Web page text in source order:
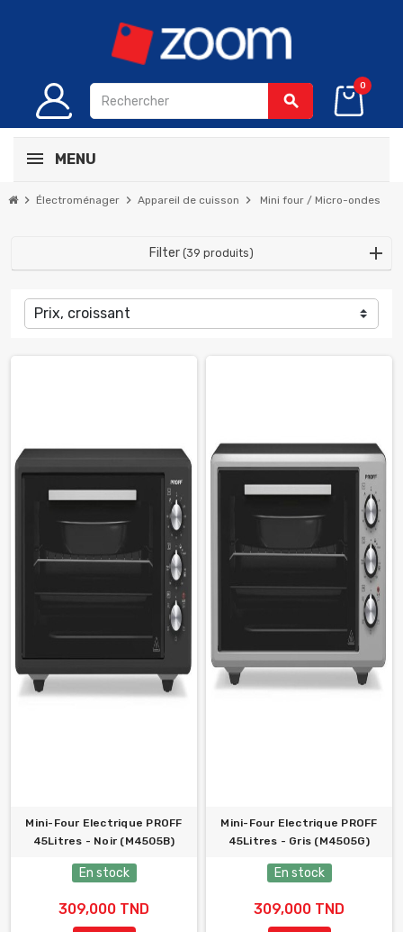
search
0
MENU
chevron_right Électroménager chevron_right Appareil de cuisson chevron_right Mini four / Micro-ondes
Filter (39 produits)
Prix, croissant
Mini-Four Electrique PROFF
45Litres - Noir (M4505B)
En stock
309,000 TND
Mini-Four Electrique PROFF
45Litres - Gris (M4505G)
En stock
309,000 TND